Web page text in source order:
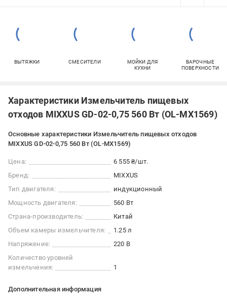
ВЫТЯЖКИ СМЕСИТЕЛИ
МОЙКИ ДЛЯ
КУХНИ
ВАРОЧНЫЕ
ПОВЕРХНОСТИ
Характеристики Измельчитель пищевых
отходов MIXXUS GD-02-0,75 560 Вт (OL-MX1569)
Основные характеристики Измельчитель пищевых отходов
MIXXUS GD-02-0,75 560 Вт (OL-MX1569)
Цена:
6 555 ₴/шт.
Бренд:
MIXXUS
Тип двигателя:
индукционный
Мощность двигателя:
560 Вт
Страна-производитель:
Китай
Объем камеры измельчителя:
1.25 л
Напряжение:
220 В
Количество уровней
измельчения:
1
Дополнительная информация